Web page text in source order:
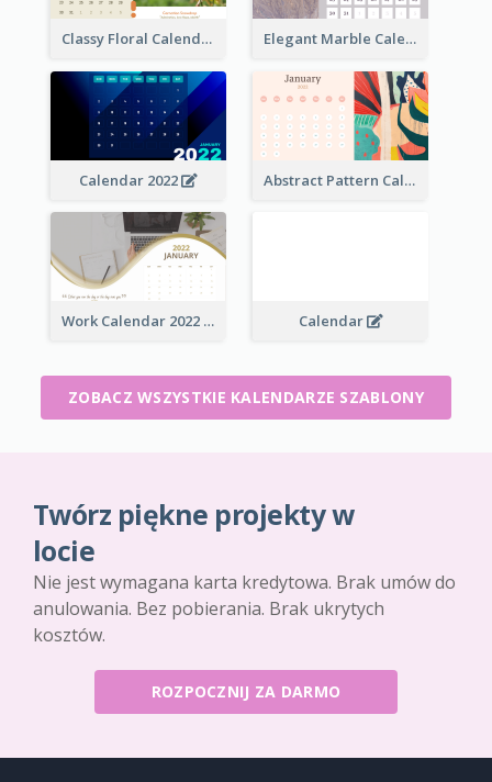
Classy Floral Calendar Elegant Marble Calendar
Calendar 2022 Abstract Pattern Calendar 2022
Work Calendar 2022 Calendar
ZOBACZ WSZYSTKIE KALENDARZE SZABLONY
Twórz piękne projekty w
locie
Nie jest wymagana karta kredytowa. Brak umów do
anulowania. Bez pobierania. Brak ukrytych
kosztów.
ROZPOCZNIJ ZA DARMO